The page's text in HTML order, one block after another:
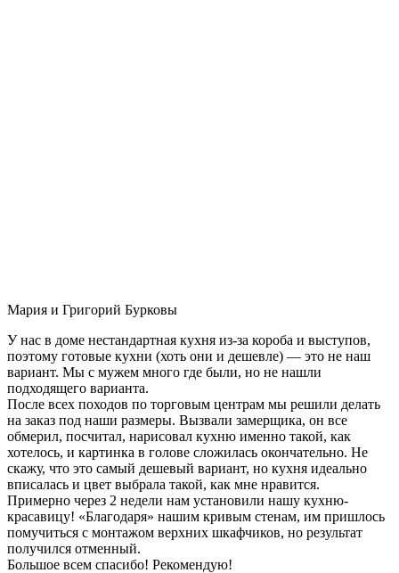
Мария и Григорий Бурковы
У нас в доме нестандартная кухня из-за короба и выступов,
поэтому готовые кухни (хоть они и дешевле) — это не наш
вариант. Мы с мужем много где были, но не нашли
подходящего варианта.
После всех походов по торговым центрам мы решили делать
на заказ под наши размеры. Вызвали замерщика, он все
обмерил, посчитал, нарисовал кухню именно такой, как
хотелось, и картинка в голове сложилась окончательно. Не
скажу, что это самый дешевый вариант, но кухня идеально
вписалась и цвет выбрала такой, как мне нравится.
Примерно через 2 недели нам установили нашу кухню-
красавицу! «Благодаря» нашим кривым стенам, им пришлось
помучиться с монтажом верхних шкафчиков, но результат
получился отменный.
Большое всем спасибо! Рекомендую!